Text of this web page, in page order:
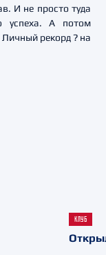
И не просто туда
успеха. А потом
Личный рекорд ? на
КЛУБ